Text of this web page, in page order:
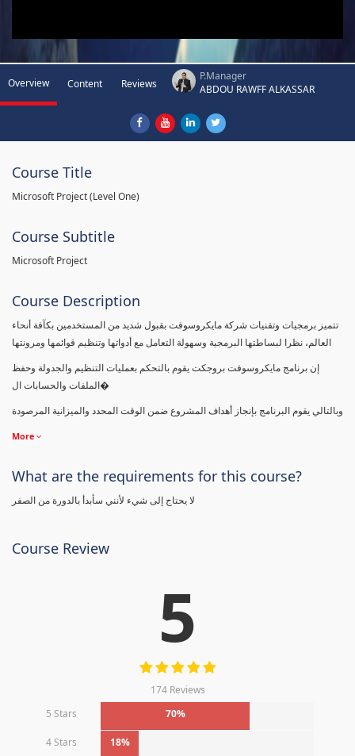
Overview Content Reviews
P.Manager
ABDOU RAWFF ALKASSAR
Course Title
Microsoft Project (Level One)
Course Subtitle
Microsoft Project
Course Description
تتميز برمجيات وتقنيات شركة مايكروسوفت بقبول شديد من المستخدمين بكآفة أنحاء
إن برنامج مايكروسوفت بروجكت يقوم بالتحكم بعمليات التنظيم والجدولة وحفظ
الملفات والحسابات ال�
وبالتالي يقوم البرنامج بإنجاز أهداف المشروع ضمن الوقت المحدد والميزانية المرصودة
More
What are the requirements for this course?
لا يحتاج إلى شيء لأنني سأبدأ بالدورة من الصفر
Course Review
5
174 Reviews
5 Stars
70%
4 Stars 18%